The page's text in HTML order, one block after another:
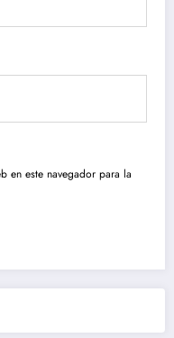
en este navegador para la